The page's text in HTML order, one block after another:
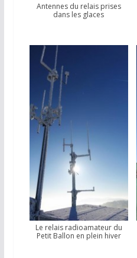
Antennes du relais prises
dans les glaces
Le relais radioamateur du
Petit Ballon en plein hiver